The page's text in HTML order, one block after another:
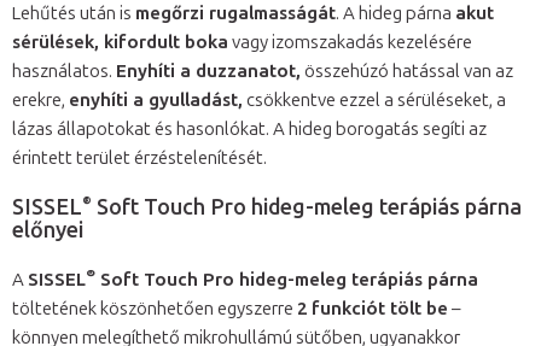
Lehűtés után is megőrzi rugalmasságát. A hideg párna akut
sérülések, kifordult boka vagy izomszakadás kezelésére
használatos. Enyhíti a duzzanatot, összehúzó hatással van az
erekre, enyhíti a gyulladást, csökkentve ezzel a sérüléseket, a
lázas állapotokat és hasonlókat. A hideg borogatás segíti az
érintett terület érzéstelenítését.
SISSEL® Soft Touch Pro hideg-meleg terápiás párna
előnyei
A SISSEL® Soft Touch Pro hideg-meleg terápiás párna
töltetének köszönhetően egyszerre 2 funkciót tölt be –
könnyen melegíthető mikrohullámú sütőben, ugyanakkor